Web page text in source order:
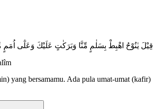
قِيْلَ يٰنُوْحُ اهْبِطْ بِسَلٰمٍ مِّنَّا وَبَرَكٰتٍ عَلَيْكَ وَعَلٰٓى
yang bersamamu. Ada pula umat-umat (kafir)